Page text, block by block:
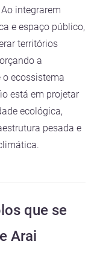
integrarem
e espaço público,
territórios
a
ecossistema
está em projetar
ecológica,
pesada e
que se
Arai